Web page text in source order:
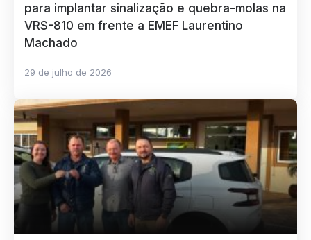
para implantar sinalização e quebra-molas na
VRS-810 em frente a EMEF Laurentino
Machado
29 de julho de 2026